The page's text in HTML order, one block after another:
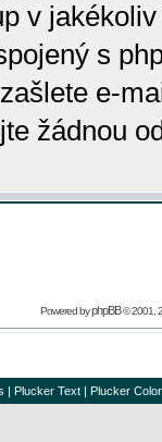
v
s
e-
žádnou
Powered byphpBB© 2001,
| Plucker Text | Plucker Color